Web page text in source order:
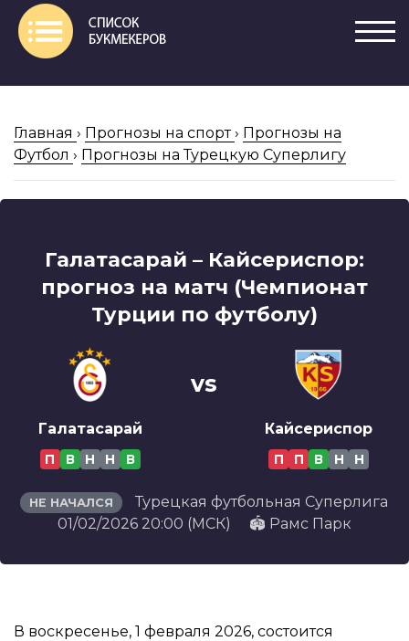
Главная › Прогнозы на спорт › Прогнозы на
Футбол › Прогнозы на Турецкую Суперлигу
Галатасарай – Кайсериспор:
прогноз на матч (Чемпионат
Турции по футболу)
Галатасарай
П В Н Н В
vs
Кайсериспор
П П В Н Н
НЕ НАЧАЛСЯ
Турецкая футбольная Суперлига
01/02/2026 20:00 (МСК)
🏟️ Рамс Парк
В воскресенье, 1 февраля 2026, состоится